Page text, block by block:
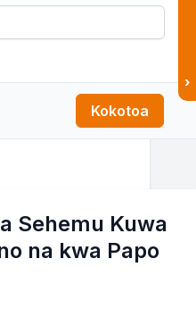
Kokotoa
›
Sehemu Kuwa
na kwa Papo